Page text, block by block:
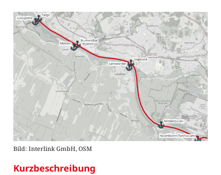
Bild: Interlink GmbH, OSM
Kurzbeschreibung